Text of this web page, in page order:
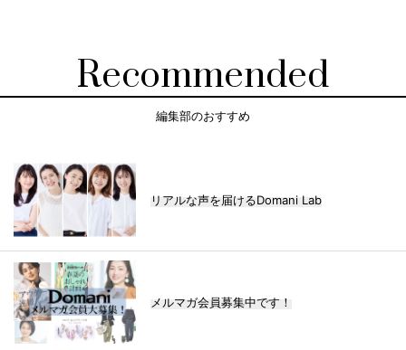
Recommended
編集部のおすすめ
リアルな声を届けるDomani Lab
メルマガ会員募集中です！